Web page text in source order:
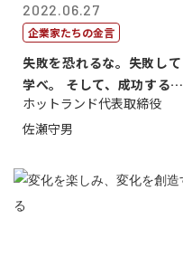
2022.06.27
企業家たちの金言
失敗を恐れるな。失敗して
学べ。 そして、成功するま
で挑戦し続...
ホットランド代表取締役
佐瀬守男